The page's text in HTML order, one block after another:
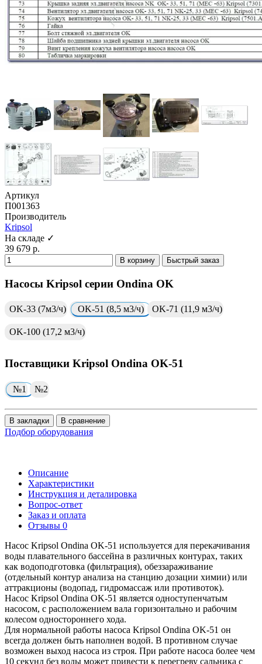
Артикул
П001363
Производитель
Kripsol
На складе ✓
39 679 р.
В корзину Быстрый заказ
Насосы Kripsol серии Ondina ОK
ОK-33 (7м3/ч) ОK-51 (8,5 м3/ч) ОK-71 (11,9 м3/ч)
ОK-100 (17,2 м3/ч)
Поставщики Kripsol Ondina ОK-51
№1 №2
В закладки В сравнение
Подбор оборудования
Описание
Характеристики
Инструкция и деталировка
Вопрос-ответ
Заказ и оплата
Отзывы 0
Насос Kripsol Ondina ОK-51 используется для перекачивания
воды плавательного бассейна в различных контурах, таких
как водоподготовка (фильтрация), обеззараживание
(отдельный контур анализа на станцию дозации химии) или
аттракционы (водопад, гидромассаж или противоток).
Насос Kripsol Ondina ОK-51 является одноступенчатым
насосом, с расположением вала горизонтально и рабочим
колесом одностороннего хода.
Для нормальной работы насоса Kripsol Ondina ОK-51 он
всегда должен быть наполнен водой. В противном случае
возможен выход насоса из строя. При работе насоса более чем
10 секунд без воды может привести к перегреву сальника с